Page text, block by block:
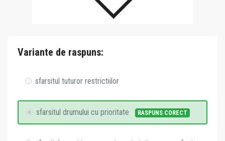
Variante de raspuns:
sfarsitul tuturor restrictiilor
sfarsitul drumului cu prioritate RASPUNS CORECT